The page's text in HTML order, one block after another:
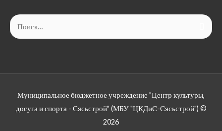
Найти:
Муниципальное бюджетное учреждение "Центр культуры,
досуга и спорта - Сясьстрой" (МБУ "ЦКДиС-Сясьстрой") ©
2026